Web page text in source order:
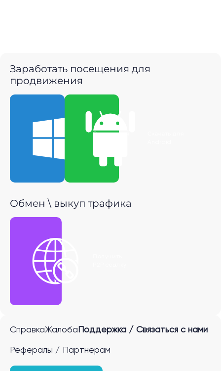
Заработать посещения для
продвижения
Скачать для
Обмен \ выкуп трафика
СправкаЖалоба Поддержка / Связаться с нами
Рефералы / Партнерам